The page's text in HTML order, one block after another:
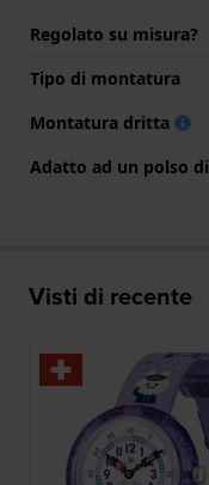
Regolato su misura?
Tipo di montatura
Montatura dritta
Adatto ad un polso di
Visti di recente